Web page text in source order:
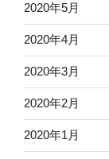
2020年5月
2020年4月
2020年3月
2020年2月
2020年1月